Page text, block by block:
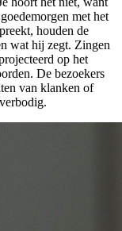
met het
houden de
wat hij zegt. Zingen
op het
De bezoekers
van klanken of